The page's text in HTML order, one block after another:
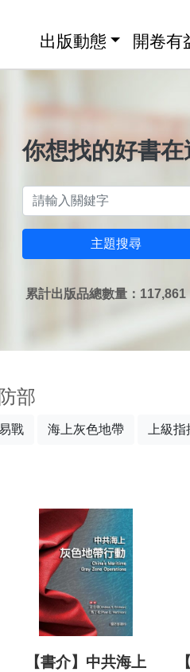
出版動態 開卷有
你想找的好書在
主題搜尋
累計出版品總數量：117,861
部
戰 海上灰色地帶 上級
【書介】中共海上